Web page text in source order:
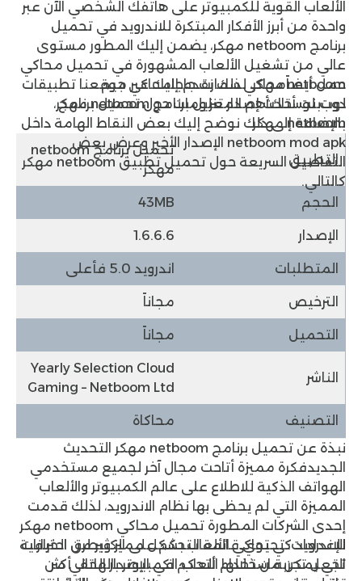
الألعاب القوية للكمبيوتر على هاتفك الشخصي الآن عبر
واحدة من أبرز الأفكار المبتكرة للاندرويد في تحميل
برنامج netboom مهكر
، يضمن إليك المطور مستوى
عالي من تشغيل الألعاب المشهورة في تحميل محاكي
netboom مهكر، لذلك نقدم إليك عبر موقعنا
تطبيقات
دوت نت
أحدث إصدار تنزيل برنامج netboom مهكر،
بالإضافة إلى ذلك نوضح إليك بعض النقاط الهامة داخل
netboom mod apk الإصدار الأخير وعرض بعض
التفاصيل السريعة حول تحميل تطبيق netboom مهكر
كالتالي.
حمل أيضاًمحاكي سمارت جاجامحاكي جيم
لوببلوستاكأهم المعلومات حول تحميل برنامج
netboom مهكر
التطبيق
تحميل برنامج netboom
مهكر
الحجم 43MB
الإصدار 1.6.6.6
المتطلبات اندرويد 5.0 فأعلى
الترخيص مجاناً
التحميل مجاناً
الناشر
Yearly Selection Cloud
Gaming – Netboom Ltd
التصنيف
محاكاة
نبذة عن تحميل برنامج netboom مهكر التحديث
الجديدفكرة مميزة أتاحت مجال آخر لجميع مستخدمي
الهواتف الذكية للاطلاع على عالم الكمبيوتر والألعاب
المميزة التي لم يحظى بها نظام الاندرويد، لذلك قدمت
إحدى الشركات المطورة تحميل محاكي netboom مهكر
للاندرويد كي يحاكي الألعاب بشكل مميز وبطرق احترافية
تجعل تجربة استخدام ألعاب الكمبيوتر بالهاتف أكثر
الإعدادات:تحتوي قائمة التحكم على الكثير من الخيارات
التي يمكن من خلالها التحكم في الإصدار الحالي من